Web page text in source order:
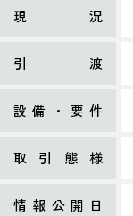
現況
引渡
設備・要件
取引態様
情報公開日